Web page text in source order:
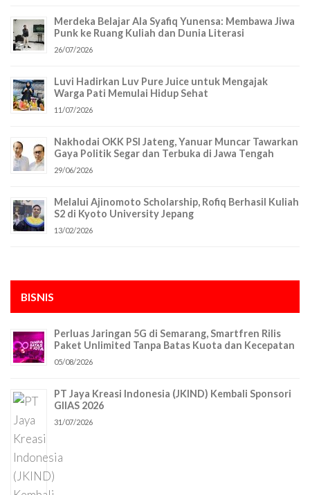
Merdeka Belajar Ala Syafiq Yunensa: Membawa Jiwa
Punk ke Ruang Kuliah dan Dunia Literasi
26/07/2026
Luvi Hadirkan Luv Pure Juice untuk Mengajak
Warga Pati Memulai Hidup Sehat
11/07/2026
Nakhodai OKK PSI Jateng, Yanuar Muncar Tawarkan
Gaya Politik Segar dan Terbuka di Jawa Tengah
29/06/2026
Melalui Ajinomoto Scholarship, Rofiq Berhasil Kuliah
S2 di Kyoto University Jepang
13/02/2026
BISNIS
Perluas Jaringan 5G di Semarang, Smartfren Rilis
Paket Unlimited Tanpa Batas Kuota dan Kecepatan
05/08/2026
PT Jaya Kreasi Indonesia (JKIND) Kembali Sponsori
GIIAS 2026
31/07/2026